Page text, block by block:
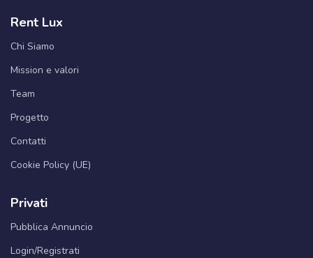
Rent Lux
Chi Siamo
Mission e valori
Team
Progetto
Contatti
Cookie Policy (UE)
Privati
Pubblica Annuncio
Login/Registrati